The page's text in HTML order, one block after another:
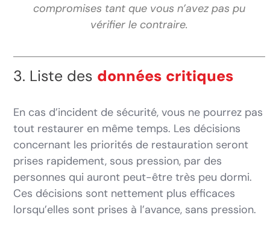
compromises tant que vous n’avez pas pu
vérifier le contraire.
3. Liste des données critiques
En cas d’incident de sécurité, vous ne pourrez pas
tout restaurer en même temps. Les décisions
concernant les priorités de restauration seront
prises rapidement, sous pression, par des
personnes qui auront peut-être très peu dormi.
Ces décisions sont nettement plus efficaces
lorsqu’elles sont prises à l’avance, sans pression.